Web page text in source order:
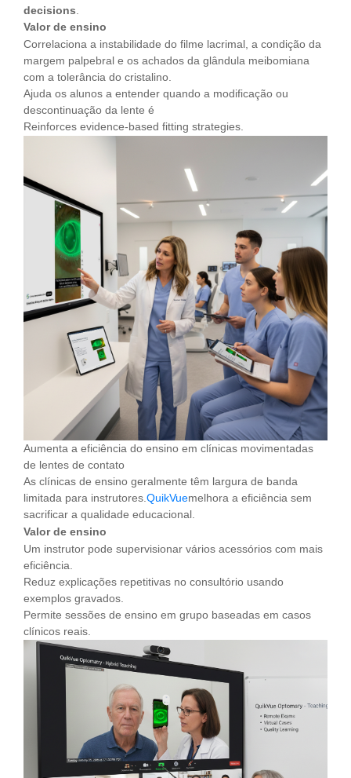
decisions
Valor de ensino
Correlaciona a instabilidade do filme lacrimal, a condição da
margem palpebral e os achados da glândula meibomiana
com a tolerância do cristalino.
Ajuda os alunos a entender quando a modificação ou
descontinuação da lente é
Reinforces evidence-based fitting strategies.
Aumenta a eficiência do ensino em clínicas movimentadas
de lentes de contato
As clínicas de ensino geralmente têm largura de banda
limitada para instrutores. QuikVuemelhora a eficiência sem
sacrificar a qualidade educacional.
Valor de ensino
Um instrutor pode supervisionar vários acessórios com mais
eficiência.
Reduz explicações repetitivas no consultório usando
exemplos gravados.
Permite sessões de ensino em grupo baseadas em casos
clínicos reais.